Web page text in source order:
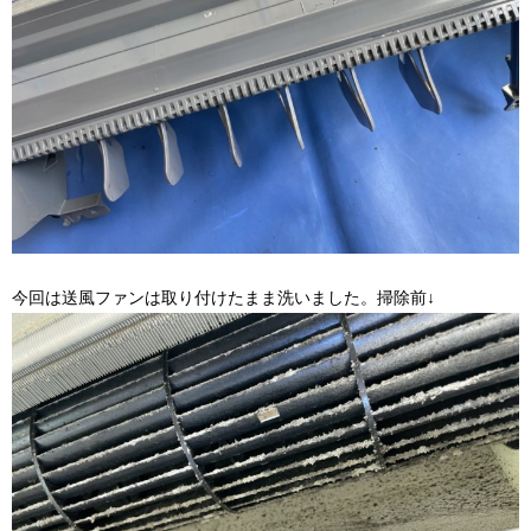
今回は送風ファンは取り付けたまま洗いました。掃除前↓